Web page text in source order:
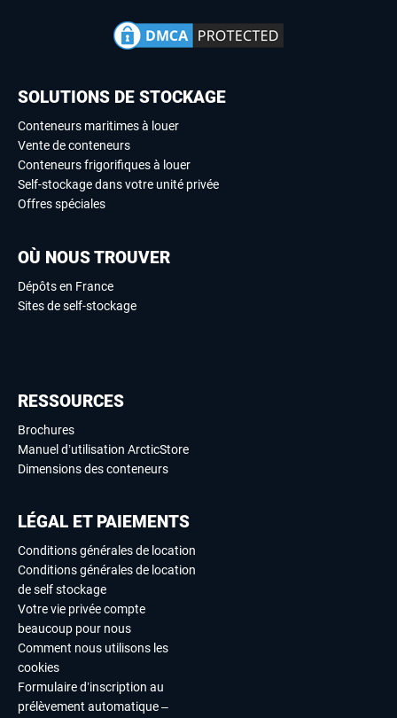
SOLUTIONS DE STOCKAGE
Conteneurs maritimes à louer
Vente de conteneurs
Conteneurs frigorifiques à louer
Self-stockage dans votre unité privée
Offres spéciales
OÙ NOUS TROUVER
Dépôts en France
Sites de self-stockage
RESSOURCES
Brochures
Manuel d’utilisation ArcticStore
Dimensions des conteneurs
LÉGAL ET PAIEMENTS
Conditions générales de location
Conditions générales de location
de self stockage
Votre vie privée compte
beaucoup pour nous
Comment nous utilisons les
cookies
Formulaire d’inscription au
prélèvement automatique –